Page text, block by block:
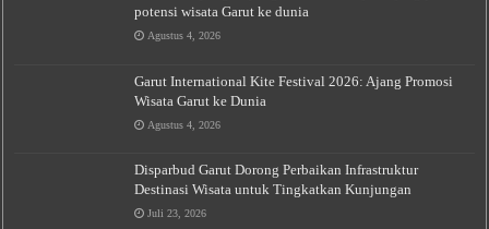
potensi wisata Garut ke dunia
Agustus 4, 2026
Garut International Kite Festival 2026: Ajang Promosi
Wisata Garut ke Dunia
Agustus 4, 2026
Disparbud Garut Dorong Perbaikan Infrastruktur
Destinasi Wisata untuk Tingkatkan Kunjungan
Juli 23, 2026